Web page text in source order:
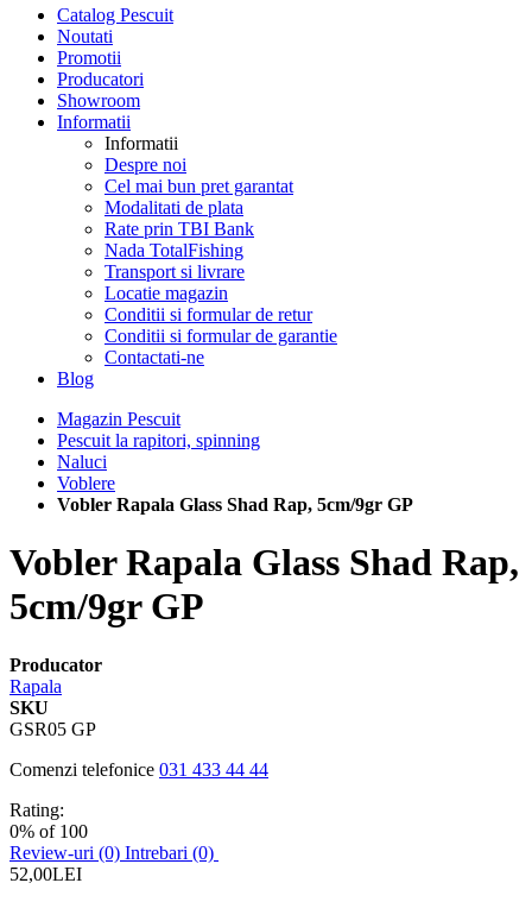
Catalog Pescuit
Noutati
Promotii
Producatori
Showroom
Informatii
Informatii
Despre noi
Cel mai bun pret garantat
Modalitati de plata
Rate prin TBI Bank
Nada TotalFishing
Transport si livrare
Locatie magazin
Conditii si formular de retur
Conditii si formular de garantie
Contactati-ne
Blog
Magazin Pescuit
Pescuit la rapitori, spinning
Naluci
Voblere
Vobler Rapala Glass Shad Rap, 5cm/9gr GP
Vobler Rapala Glass Shad Rap,
5cm/9gr GP
Producator
Rapala
SKU
GSR05 GP
Comenzi telefonice 031 433 44 44
Rating:
0% of 100
Review-uri (0) Intrebari (0)
52,00LEI